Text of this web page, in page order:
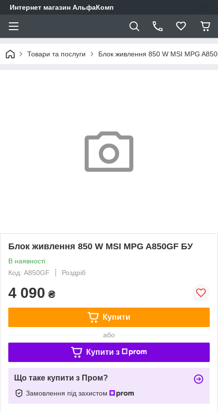
Интернет магазин АльфаКомп
Товари та послуги Блок живлення 850 W MSI MPG
Блок живлення 850 W MSI MPG A850GF БУ
В наявності
Код: A850GF
Роздріб
4 090 ₴
Купити
або
Купити з
Що таке купити з Пром?
Замовлення під захистом